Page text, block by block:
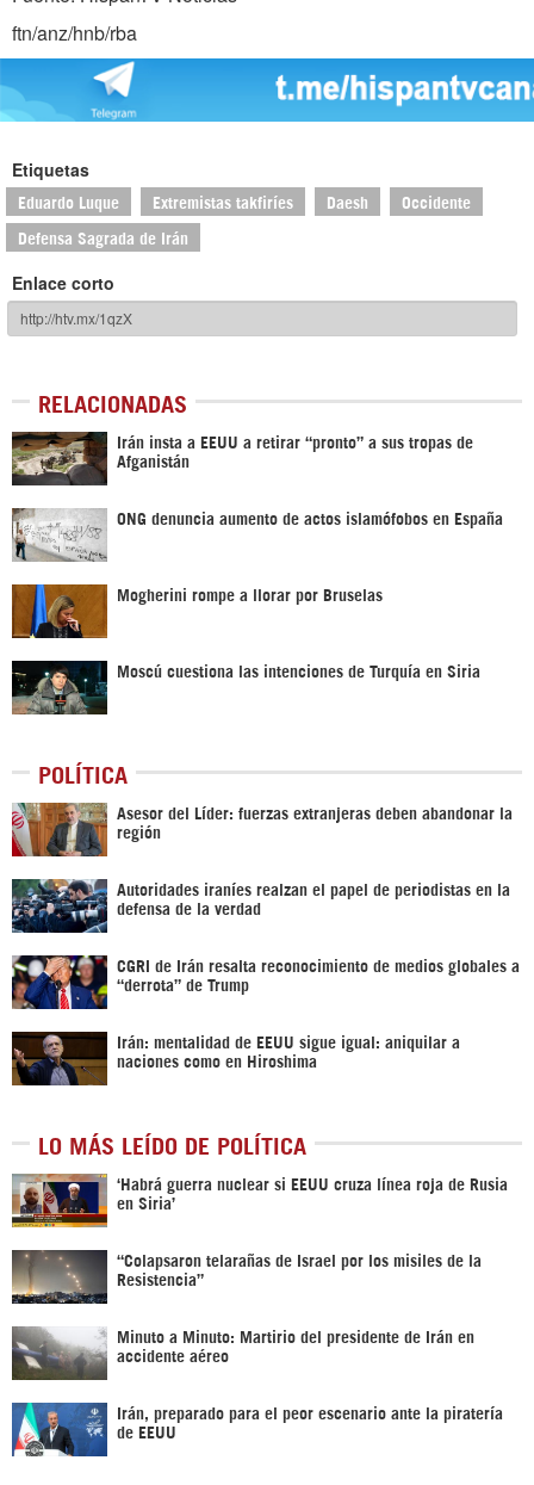
ftn/anz/hnb/rba
Etiquetas
Eduardo Luque Extremistas takfiríes Daesh Occidente
Defensa Sagrada de Irán
Enlace corto
RELACIONADAS
Irán insta a EEUU a retirar “pronto” a sus tropas de
Afganistán
ONG denuncia aumento de actos islamófobos en España
Mogherini rompe a llorar por Bruselas
Moscú cuestiona las intenciones de Turquía en Siria
POLÍTICA
Asesor del Líder: fuerzas extranjeras deben abandonar la
región
Autoridades iraníes realzan el papel de periodistas en la
defensa de la verdad
CGRI de Irán resalta reconocimiento de medios globales a
“derrota” de Trump
Irán: mentalidad de EEUU sigue igual: aniquilar a
naciones como en Hiroshima
LO MÁS LEÍDO DE POLÍTICA
‎‘Habrá guerra nuclear si EEUU cruza línea roja de Rusia
en Siria’‎
“Colapsaron telarañas de Israel por los misiles de la
Resistencia”
Minuto a Minuto: Martirio del presidente de Irán en
accidente aéreo
Irán, preparado para el peor escenario ante la piratería
de EEUU